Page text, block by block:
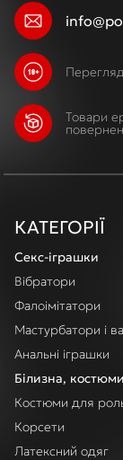
Товари
КАТЕГОРІЇ
Секс-іграшки
Вібратори
Фалоімітатори
Мастурбатори і
Анальні іграшки
Білизна, костюми
Костюми для
Корсети
Латексний одяг